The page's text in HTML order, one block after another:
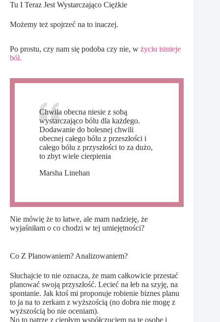
Tu I Teraz Jest Wystarczająco Ciężkie
Możemy też spojrzeć na to inaczej.
Po prostu, czy nam się podoba czy nie, w życiu istnieje
ból.
Chwila obecna niesie z sobą
wystarczająco bólu dla każdego.
Dodawanie do bolesnej chwili
obecnej całego bólu z przeszłości i
całego bólu z przyszłości to za dużo,
to zbyt wiele cierpienia
Marsha Linehan
Nie mówię że to łatwe, ale mam nadzieję, że
wyjaśniłam o co chodzi w tej umiejętności?
Co Z Planowaniem? Analizowaniem?
Słuchajcie to nie oznacza, że mam całkowicie przestać
planować swoją przyszłość. Lecieć na łeb na szyję, na
spontanie. Jak ktoś mi proponuje robienie biznes planu
to ja na to zerkam z wyższością (no dobra nie mogę z
wyższością bo nie oceniam).
No to patrzę z ciepłym współczuciem na tę osobę i